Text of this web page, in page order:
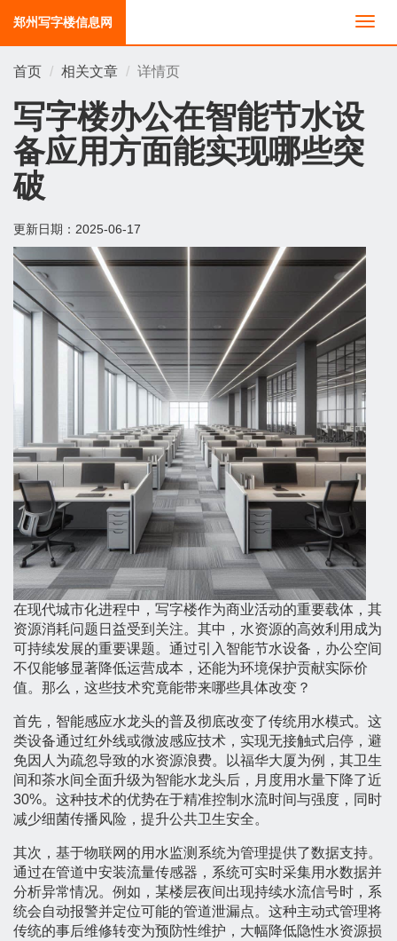
切
换
郑州写字楼信息网
首页 相关文章 详情页
写字楼办公在智能节水设
备应用方面能实现哪些突
破
更新日期： 2025-06-17
在现代城市化进程中，写字楼作为商业活动的重要载体，其
资源消耗问题日益受到关注。其中，水资源的高效利用成为
可持续发展的重要课题。通过引入智能节水设备，办公空间
不仅能够显著降低运营成本，还能为环境保护贡献实际价
值。那么，这些技术究竟能带来哪些具体改变？
首先，智能感应水龙头的普及彻底改变了传统用水模式。这
类设备通过红外线或微波感应技术，实现无接触式启停，避
免因人为疏忽导致的水资源浪费。以福华大厦为例，其卫生
间和茶水间全面升级为智能水龙头后，月度用水量下降了近
30%。这种技术的优势在于精准控制水流时间与强度，同时
减少细菌传播风险，提升公共卫生安全。
其次，基于物联网的用水监测系统为管理提供了数据支持。
通过在管道中安装流量传感器，系统可实时采集用水数据并
分析异常情况。例如，某楼层夜间出现持续水流信号时，系
统会自动报警并定位可能的管道泄漏点。这种主动式管理将
传统的事后维修转变为预防性维护，大幅降低隐性水资源损